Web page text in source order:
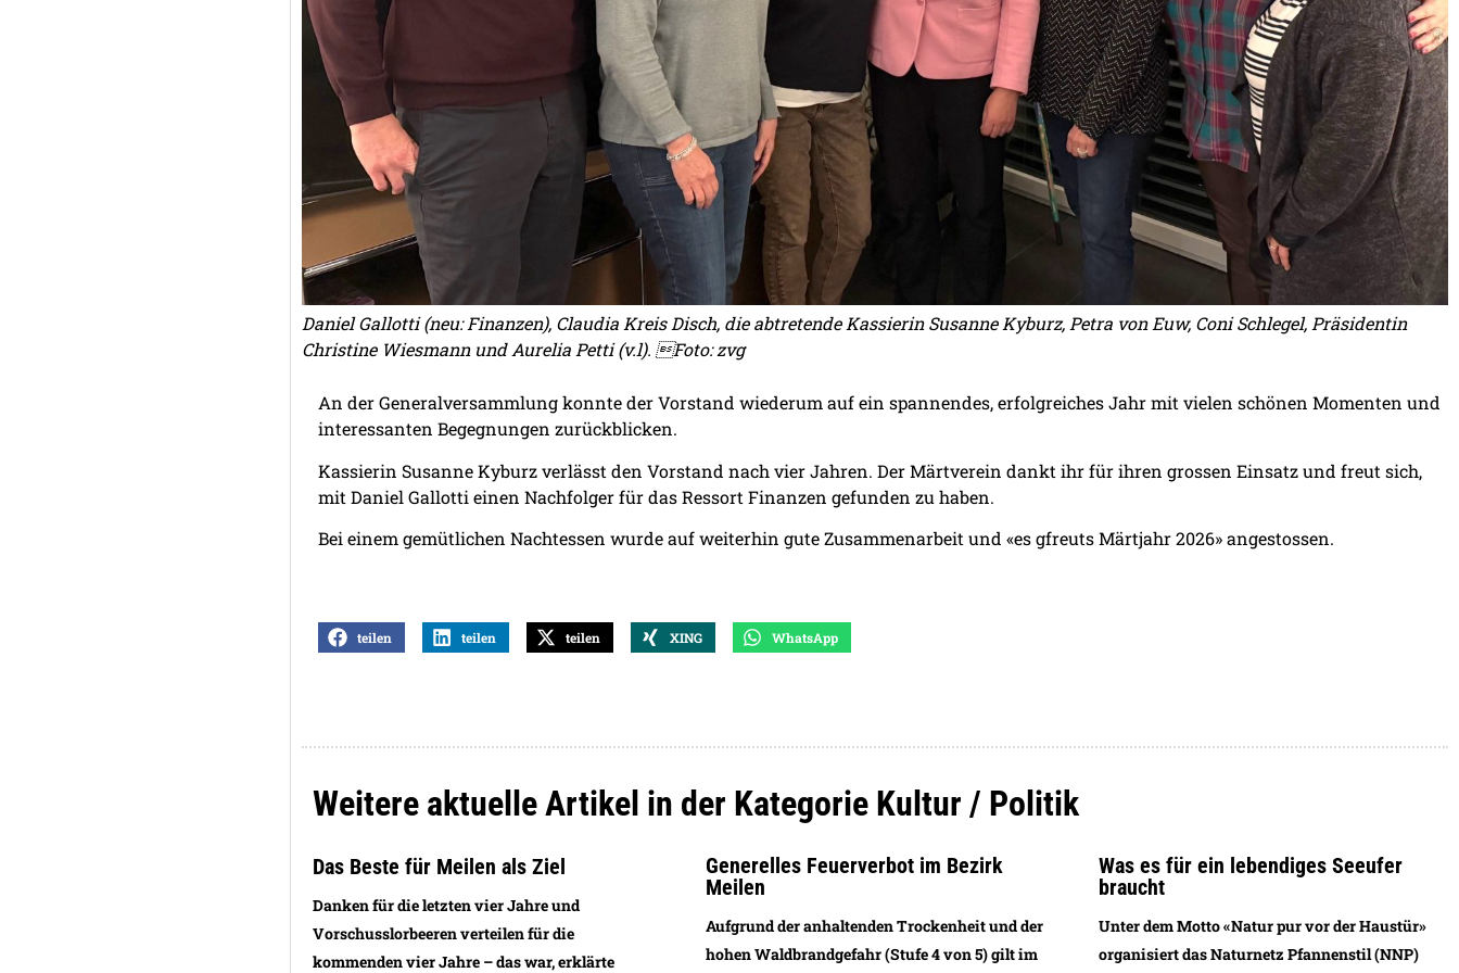
Daniel Gallotti (neu: Finanzen), Claudia Kreis Disch, die abtretende Kassierin Susanne Kyburz, Petra von Euw, Coni Schlegel, Präsidentin
Christine Wiesmann und Aurelia Petti (v.l). Foto: zvg
An der Generalversammlung konnte der Vorstand wiederum auf ein spannendes, erfolgreiches Jahr mit vielen schönen Momenten und
interessanten Begegnungen zurückblicken.
Kassierin Susanne Kyburz verlässt den Vorstand nach vier Jahren. Der Märtverein dankt ihr für ihren grossen Einsatz und freut sich,
mit Daniel Gallotti einen Nachfolger für das Ressort Finanzen gefunden zu haben.
Bei einem gemütlichen Nachtessen wurde auf weiterhin gute Zusammenarbeit und «es gfreuts Märtjahr 2026» angestossen.
teilen teilen teilen XING WhatsApp
Weitere aktuelle Artikel in der Kategorie Kultur / Politik
Das Beste für Meilen als Ziel
Danken für die letzten vier Jahre und
Vorschusslorbeeren verteilen für die
kommenden vier Jahre – das war, erklärte
Generelles Feuerverbot im Bezirk
Meilen
Aufgrund der anhaltenden Trockenheit und der
hohen Waldbrandgefahr (Stufe 4 von 5) gilt im
Was es für ein lebendiges Seeufer
braucht
Unter dem Motto «Natur pur vor der Haustür»
organisiert das Naturnetz Pfannenstil (NNP)